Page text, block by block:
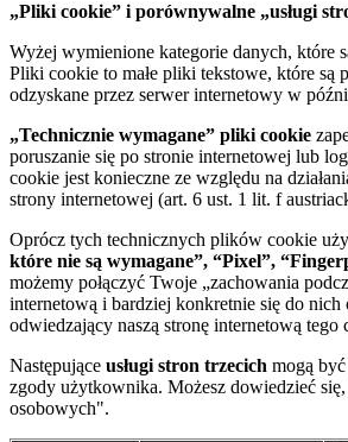
„Pliki cookie” i porównywalne „usługi
Wyżej wymienione kategorie danych, które
Pliki cookie to małe pliki tekstowe, które są
odzyskane przez serwer internetowy w
„Technicznie wymagane” pliki cookie
poruszanie się po stronie internetowej lub
cookie jest konieczne ze względu na
strony internetowej (art. 6 ust. 1 lit. f
Oprócz tych technicznych plików cookie
które nie są wymagane”, “Pixel”,
możemy połączyć Twoje „zachowania
internetową i bardziej konkretnie się do
odwiedzający naszą stronę internetową
Następujące usługi stron trzecich mogą
zgody użytkownika. Możesz dowiedzieć
osobowych".